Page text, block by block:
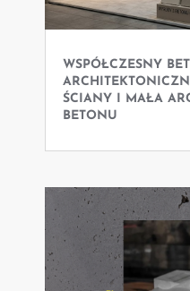
WSPÓŁCZESNY
ŚCIANY I MAŁA
BETONU